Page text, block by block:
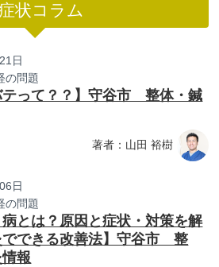
状コラム
日
の問題
って？？】守谷市 整体・鍼
著者：山田 裕樹
日
の問題
とは？原因と症状・対策を解
でできる改善法】守谷市 整
報